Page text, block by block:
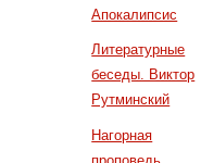
Апокалипсис
Литературные
беседы. Виктор
Рутминский
Нагорная